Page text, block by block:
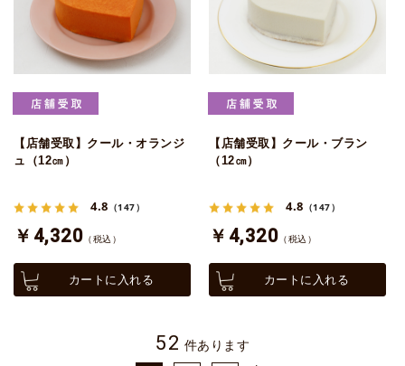
【店舗受取】クール・オランジ
ュ（12㎝）
4.8 （147）
￥4,320 （税込）
カートに入れる
【店舗受取】クール・ブラン
（12㎝）
4.8 （147）
￥4,320 （税込）
カートに入れる
52 件あります